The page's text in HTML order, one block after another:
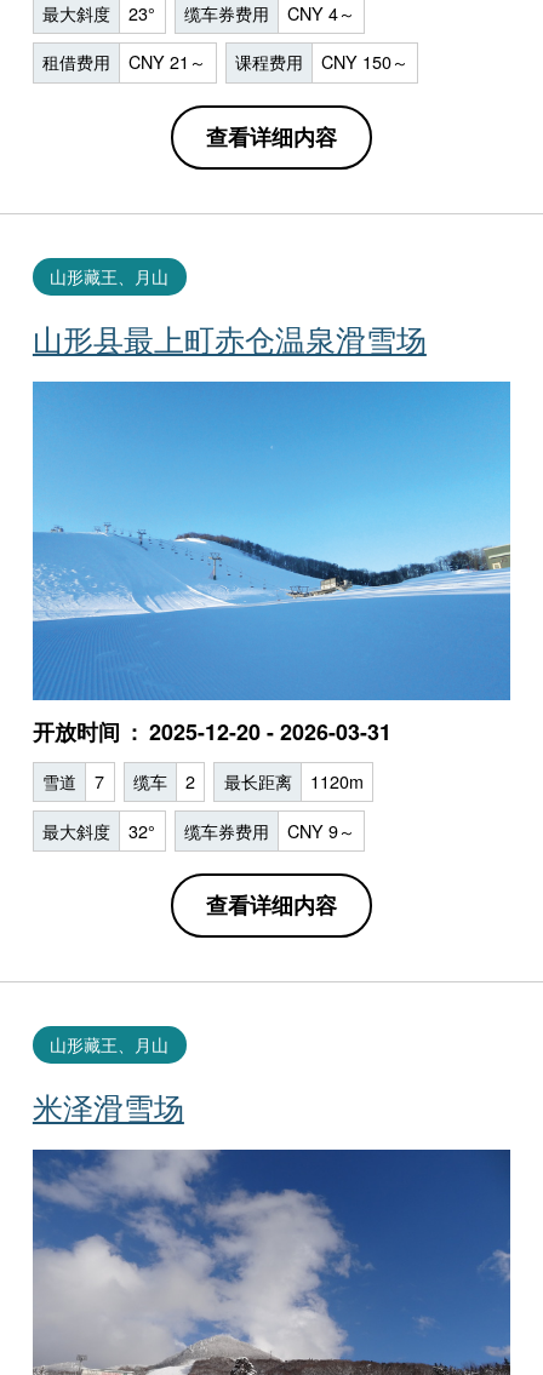
最大斜度 23° 缆车券费用 CNY 4～
租借费用 CNY 21～ 课程费用 CNY 150～
查看详细内容
山形县最上町赤仓温泉滑雪场
山形藏王、月山
开放时间 2025-12-20 - 2026-03-31
雪道 7 缆车 2 最长距离 1120m
最大斜度 32° 缆车券费用 CNY 9～
查看详细内容
米泽滑雪场
山形藏王、月山